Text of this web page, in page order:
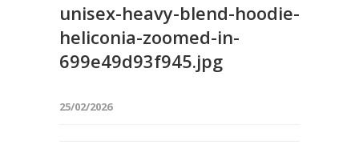
unisex-heavy-blend-hoodie-
heliconia-zoomed-in-
699e49d93f945.jpg
25/02/2026